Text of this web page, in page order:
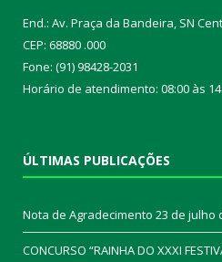
End.: Av. Praça da Bandeira, SN
CEP: 68880 .000
Fone: (91) 98428-2031
Horário de atendimento: 08:00 às
ÚLTIMAS PUBLICAÇÕES
Nota de Agradecimento 23 de julho
CONCURSO “RAINHA DO XXXI